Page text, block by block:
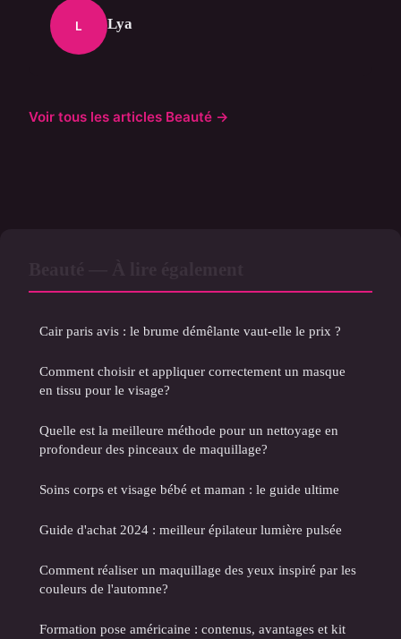
L Lya
Voir tous les articles Beauté →
Cair paris avis : le brume démêlante vaut-elle le prix ?
Comment choisir et appliquer correctement un masque
en tissu pour le visage?
Quelle est la meilleure méthode pour un nettoyage en
profondeur des pinceaux de maquillage?
Soins corps et visage bébé et maman : le guide ultime
Guide d'achat 2024 : meilleur épilateur lumière pulsée
Comment réaliser un maquillage des yeux inspiré par les
couleurs de l'automne?
Formation pose américaine : contenus, avantages et kit